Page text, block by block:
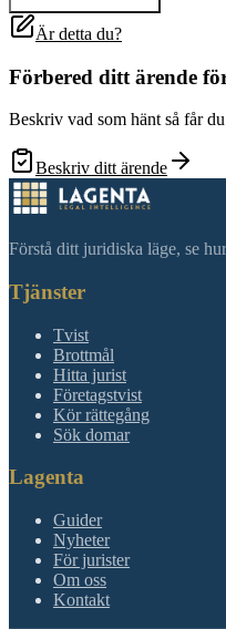
Är detta du?
Förbered ditt ärende
Beskriv vad som hänt så får
Beskriv ditt ärende
Förstå ditt juridiska läge, se
Tjänster
Tvist
Brottmål
Hitta jurist
Företagstvist
Kör rättegång
Sök domar
Lagenta
Guider
Nyheter
För jurister
Om oss
Kontakt